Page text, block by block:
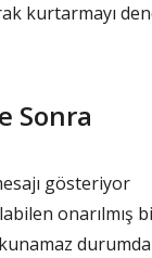
kurtarmayı
Sonra
gösteriyor
onarılmış
durumda